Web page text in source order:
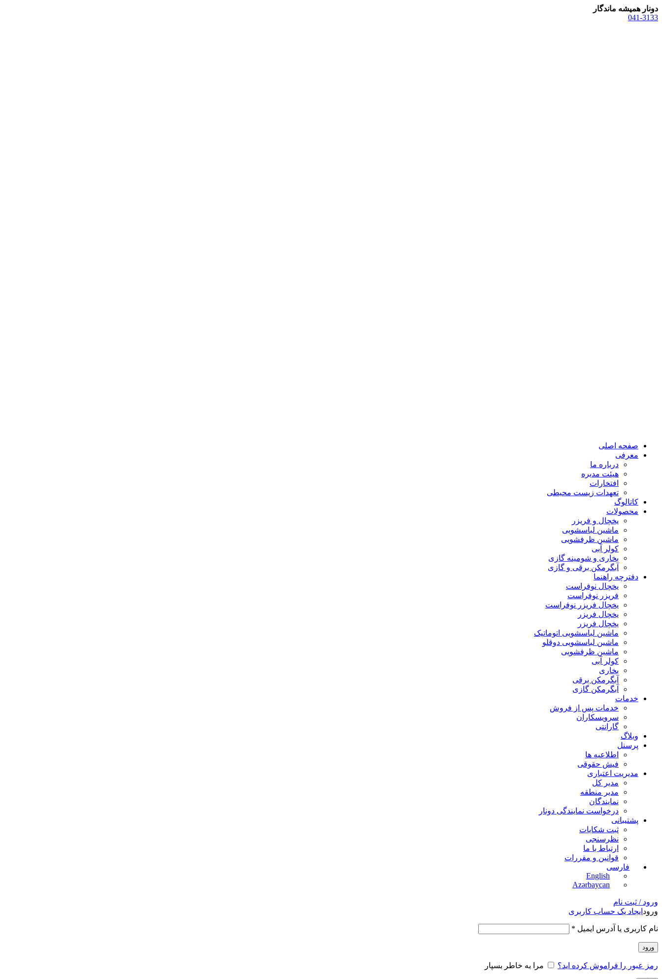
دونار همیشه ماندگار
041-3133
صفحه اصلی
معرفی
درباره ما
هیئت مدیره
افتخارات
تعهدات زیست محیطی
کاتالوگ
محصولات
یخچال و فریزر
ماشین لباسشویی
ماشین ظرفشویی
کولر آبی
بخاری و شومینه گازی
آبگرمکن برقی و گازی
دفترچه راهنما
یخچال نوفراست
فریزر نوفراست
یخچال فریزر نوفراست
یخچال فریزر
یخچال فریزر
ماشین لباسشویی اتوماتیک
ماشین لباسشویی دوقلو
ماشین ظرفشویی
کولر آبی
بخاری
آبگرمکن برقی
آبگرمکن گازی
خدمات
خدمات پس از فروش
سرویسکاران
گارانتی
وبلاگ
پرسنل
اطلاعیه ها
فیش حقوقی
مدیریت اعتباری
مدیر کل
مدیر منطقه
نمایندگان
درخواست نمایندگی دونار
پشتیبانی
ثبت شکایات
نظرسنجی
ارتباط با ما
قوانین و مقررات
فارسی
English
Azərbaycan
ورود / ثبت نام
ورود ایجاد یک حساب کاربری
نام کاربری یا آدرس ایمیل *
ورود
رمز عبور را فراموش کرده اید؟ مرا به خاطر بسپار